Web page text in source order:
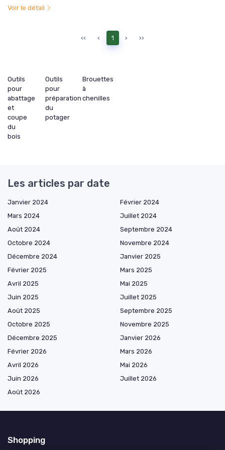
Voir le détail
‹‹ ‹ 1 › ››
Outils
pour
abattage
et
coupe
du
bois
Outils
pour
préparation
du
potager
Brouettes
à
chenilles
Les articles par date
Janvier 2024
Février 2024
Mars 2024
Juillet 2024
Août 2024
Septembre 2024
Octobre 2024
Novembre 2024
Décembre 2024
Janvier 2025
Février 2025
Mars 2025
Avril 2025
Mai 2025
Juin 2025
Juillet 2025
Août 2025
Septembre 2025
Octobre 2025
Novembre 2025
Décembre 2025
Janvier 2026
Février 2026
Mars 2026
Avril 2026
Mai 2026
Juin 2026
Juillet 2026
Août 2026
Shopping